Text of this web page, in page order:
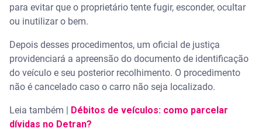
para evitar que o proprietário tente fugir, esconder, ocultar
ou inutilizar o bem.
Depois desses procedimentos, um oficial de justiça
providenciará a apreensão do documento de identificação
do veículo e seu posterior recolhimento. O procedimento
não é cancelado caso o carro não seja localizado.
Leia também |
Débitos de veículos: como parcelar
dívidas no Detran?